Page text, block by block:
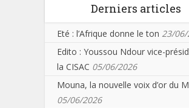
Derniers articles
Eté : l’Afrique donne le ton 23/06/
Edito : Youssou Ndour vice-
la CISAC 05/06/2026
Mouna, la nouvelle voix d’or du
05/06/2026